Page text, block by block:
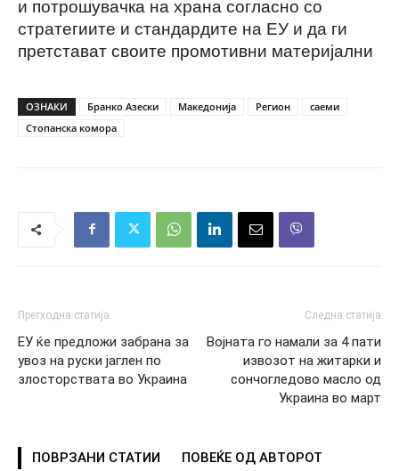
стратегиите и стандардите на ЕУ и да ги
претстават своите промотивни материјални
ОЗНАКИ Бранко Азески Македонија Регион
саеми
Стопанска комора
Претходна статија
ЕУ ќе предложи забрана за
увоз на руски јаглен по
злосторствата во Украина
Следна статија
Војната го намали за 4 пати
извозот на житарки и
сончогледово масло од
Украина во март
ПОВРЗАНИ СТАТИИ ПОВЕЌЕ ОД АВТОРОТ